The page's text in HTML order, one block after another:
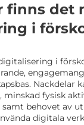
finns det
i
i
Nackdelar
minskad fysisk
behovet av
digitala